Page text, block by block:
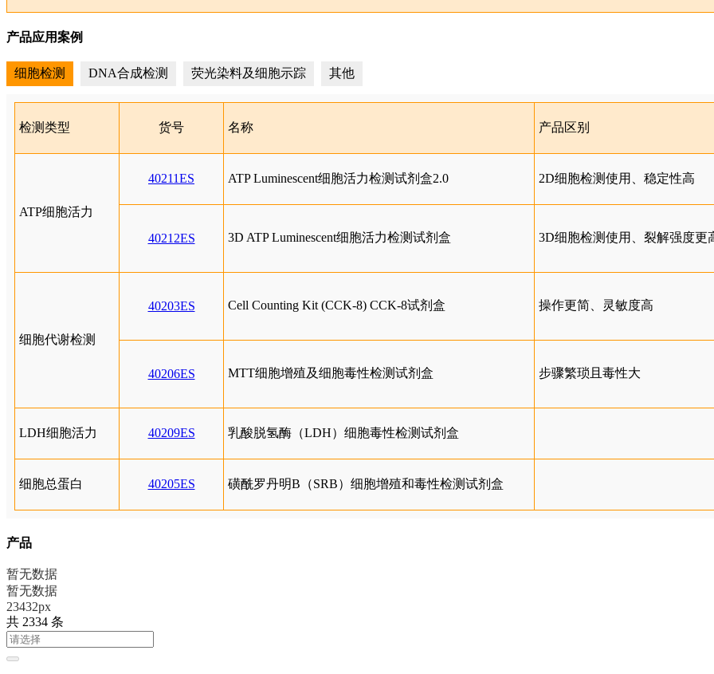
产品应用案例
细胞检测 DNA合成检测 荧光染料及细胞示踪 其他
检测类型 货号 名称 产品区别
ATP细胞活力
40211ES ATP Luminescent细胞活力检测试剂盒2.0 2D细胞检测使用、稳定性高
40212ES 3D ATP Luminescent细胞活力检测试剂盒 3D细胞检测使用、裂解强度更
细胞代谢检测
40203ES Cell Counting Kit (CCK-8) CCK-8试剂盒 操作更简、灵敏度高
40206ES MTT细胞增殖及细胞毒性检测试剂盒 步骤繁琐且毒性大
LDH细胞活力 40209ES 乳酸脱氢酶（LDH）细胞毒性检测试剂盒
细胞总蛋白 40205ES 磺酰罗丹明B（SRB）细胞增殖和毒性检测试剂盒
产品
暂无数据
暂无数据
23432px
共 2334 条